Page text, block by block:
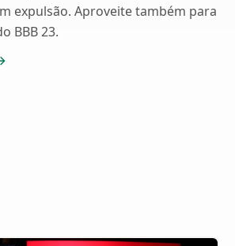
expulsão. Aproveite também para
BBB 23.